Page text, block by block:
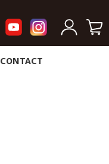
CONTACT